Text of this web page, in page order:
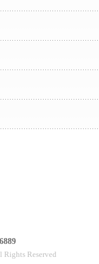
Reserved